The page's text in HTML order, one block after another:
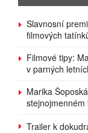
Slavnosní
filmových
Filmové tipy:
v parných
Marika
stejnojmenném
Trailer k